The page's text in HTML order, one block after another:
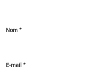
Nom*
E-mail*